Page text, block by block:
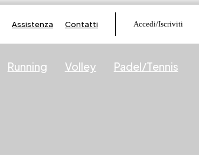
Assistenza Contatti Accedi/Iscriviti
Running Volley
Padel/Tennis